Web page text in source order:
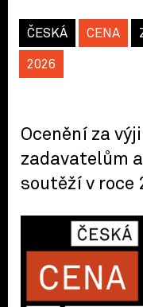
ČESKÁ CENA
2026
Ocenění za
zadavatelům
soutěží v roce